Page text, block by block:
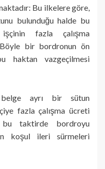
Bu ilkelere göre,
bu­lunduğu halde bu
fazla çalışma
Böyle bir bordronun ön
haktan vazgeçilmesi
belge ayrı bir sütun
fazla çalışma ücreti
taktirde bordroyu
koşul ileri sürmeleri